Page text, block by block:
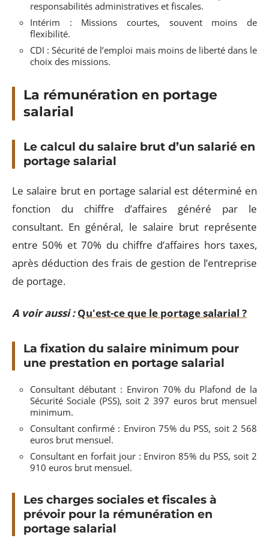
responsabilités administratives et fiscales.
Intérim : Missions courtes, souvent moins de
flexibilité.
CDI : Sécurité de l’emploi mais moins de liberté dans le
choix des missions.
La rémunération en portage
salarial
Le calcul du salaire brut d’un salarié en
portage salarial
Le salaire brut en portage salarial est déterminé en
fonction du chiffre d’affaires généré par le
consultant. En général, le salaire brut représente
entre 50% et 70% du chiffre d’affaires hors taxes,
après déduction des frais de gestion de l’entreprise
de portage.
A voir aussi : Qu'est-ce que le portage salarial ?
La fixation du salaire minimum pour
une prestation en portage salarial
Consultant débutant : Environ 70% du Plafond de la
Sécurité Sociale (PSS), soit 2 397 euros brut mensuel
minimum.
Consultant confirmé : Environ 75% du PSS, soit 2 568
euros brut mensuel.
Consultant en forfait jour : Environ 85% du PSS, soit 2
910 euros brut mensuel.
Les charges sociales et fiscales à
prévoir pour la rémunération en
portage salarial